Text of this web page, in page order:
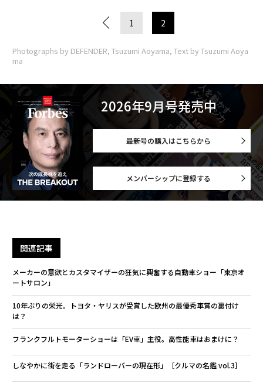
1 2
Photographs by DEFENDER, Tsuzumi Aoyama, Text by Tsuzumi Aoya
ma
2026年9月号発売中
最新号の購入はこちらから
メンバーシップに登録する
関連記事
メーカーの意欲とカスタマイザーの狂気に興奮する自動車ショー「東京オ
ートサロン」
10年ぶりの栄光。トヨタ・ヤリスが受賞した欧州の最優秀車賞の裏付け
は？
フランクフルトモーターショーは「EV車」主役。高性能車はおまけに？
しなやかに街を走る「ランドローバーの現在形」［クルマの名鑑 vol.3］